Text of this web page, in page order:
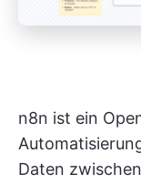
n8n ist ein
Daten